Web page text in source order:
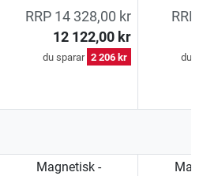
RRP 14 328,00 kr
12 122,00 kr
du sparar 2 206 kr du
Magnetisk -